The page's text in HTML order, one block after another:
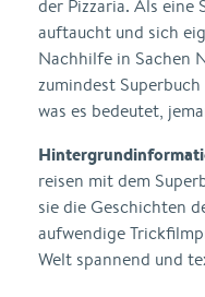
der Pizzaria. Als eine
auftaucht und sich
Nachhilfe in Sachen
zumindest
was es bedeutet,
reisen mit dem
sie die Geschichten
aufwendige
Welt spannend und